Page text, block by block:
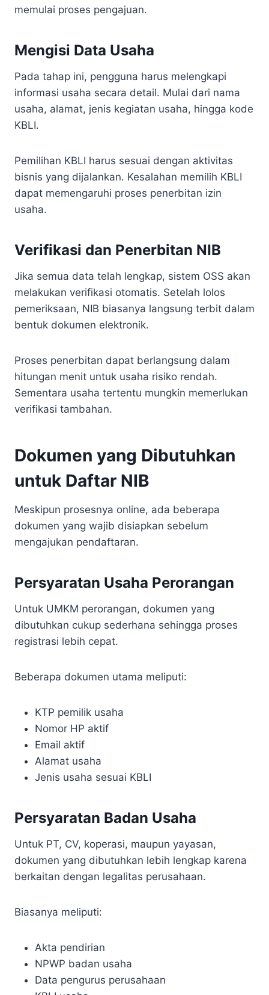
memulai proses pengajuan.
Mengisi Data Usaha
Pada tahap ini, pengguna harus melengkapi
informasi usaha secara detail. Mulai dari nama
usaha, alamat, jenis kegiatan usaha, hingga kode
KBLI.
Pemilihan KBLI harus sesuai dengan aktivitas
bisnis yang dijalankan. Kesalahan memilih KBLI
dapat memengaruhi proses penerbitan izin
usaha.
Verifikasi dan Penerbitan NIB
Jika semua data telah lengkap, sistem OSS akan
melakukan verifikasi otomatis. Setelah lolos
pemeriksaan, NIB biasanya langsung terbit dalam
bentuk dokumen elektronik.
Proses penerbitan dapat berlangsung dalam
hitungan menit untuk usaha risiko rendah.
Sementara usaha tertentu mungkin memerlukan
verifikasi tambahan.
Dokumen yang Dibutuhkan
untuk Daftar NIB
Meskipun prosesnya online, ada beberapa
dokumen yang wajib disiapkan sebelum
mengajukan pendaftaran.
Persyaratan Usaha Perorangan
Untuk UMKM perorangan, dokumen yang
dibutuhkan cukup sederhana sehingga proses
registrasi lebih cepat.
Beberapa dokumen utama meliputi:
KTP pemilik usaha
Nomor HP aktif
Email aktif
Alamat usaha
Jenis usaha sesuai KBLI
Persyaratan Badan Usaha
Untuk PT, CV, koperasi, maupun yayasan,
dokumen yang dibutuhkan lebih lengkap karena
berkaitan dengan legalitas perusahaan.
Biasanya meliputi:
Akta pendirian
NPWP badan usaha
Data pengurus perusahaan